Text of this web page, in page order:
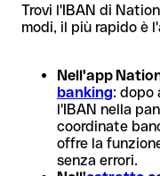
Trovi l'IBAN di
modi, il più rapido è
Nell'app
banking: dopo
l'IBAN nella
coordinate
offre la
senza errori.